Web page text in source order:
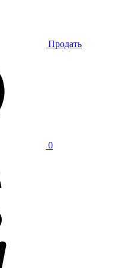
Продать
0